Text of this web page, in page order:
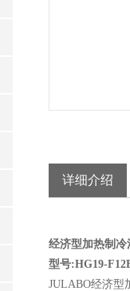
详细介绍
经济型加热制冷
型号:HG19-
JULABO经济型